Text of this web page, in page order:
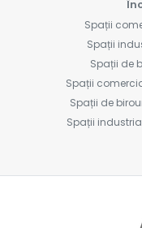
Spații
Spații
Spații de
Spații
Spații de
Spații